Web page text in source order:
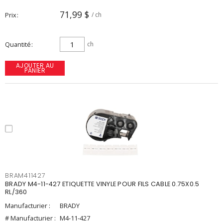
Prix 71,99 $ / ch
Quantité ch
AJOUTER AU
PANIER
BRAM411427
BRADY M4-11-427 ETIQUETTE VINYLE POUR FILS CABLE 0.75X0.5
RL/360
Manufacturier :
BRADY
# Manufacturier : M4-11-427